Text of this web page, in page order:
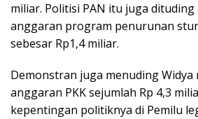
miliar. Politisi PAN itu juga
anggaran program penurunan
sebesar Rp1,4 miliar.
Demonstran juga menuding Widya
anggaran PKK sejumlah Rp 4,3
kepentingan politiknya di Pemilu